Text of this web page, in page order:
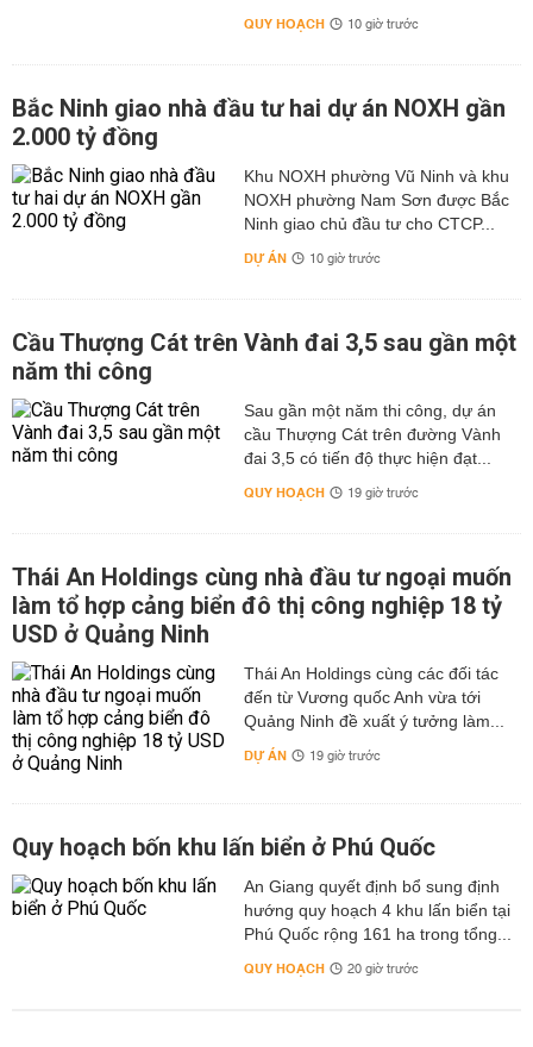
QUY HOẠCH 10 giờ trước
Bắc Ninh giao nhà đầu tư hai dự án NOXH gần
2.000 tỷ đồng
Khu NOXH phường Vũ Ninh và khu
NOXH phường Nam Sơn được Bắc
Ninh giao chủ đầu tư cho CTCP...
DỰ ÁN 10 giờ trước
Cầu Thượng Cát trên Vành đai 3,5 sau gần một
năm thi công
Sau gần một năm thi công, dự án
cầu Thượng Cát trên đường Vành
đai 3,5 có tiến độ thực hiện đạt...
QUY HOẠCH 19 giờ trước
Thái An Holdings cùng nhà đầu tư ngoại muốn
làm tổ hợp cảng biển đô thị công nghiệp 18 tỷ
USD ở Quảng Ninh
Thái An Holdings cùng các đối tác
đến từ Vương quốc Anh vừa tới
Quảng Ninh đề xuất ý tưởng làm...
DỰ ÁN 19 giờ trước
Quy hoạch bốn khu lấn biển ở Phú Quốc
An Giang quyết định bổ sung định
hướng quy hoạch 4 khu lấn biển tại
Phú Quốc rộng 161 ha trong tổng...
QUY HOẠCH 20 giờ trước